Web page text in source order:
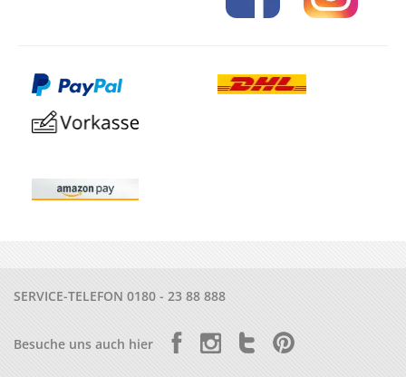
SERVICE-TELEFON 0180 - 23 88 888
Besuche uns auch hier